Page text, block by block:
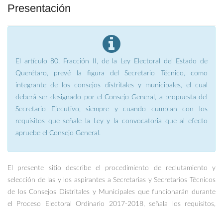
Presentación
El artículo 80, Fracción II, de la Ley Electoral del Estado de
Querétaro, prevé la figura del Secretario Técnico, como
integrante de los consejos distritales y municipales, el cual
deberá ser designado por el Consejo General, a propuesta del
Secretario Ejecutivo, siempre y cuando cumplan con los
requisitos que señale la Ley y la convocatoria que al efecto
apruebe el Consejo General.
El presente sitio describe el procedimiento de reclutamiento y
selección de las y los aspirantes a Secretarias y Secretarios Técnicos
de los Consejos Distritales y Municipales que funcionarán durante
el Proceso Electoral Ordinario 2017-2018, señala los requisitos,